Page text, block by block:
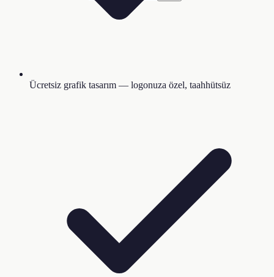
Ücretsiz grafik tasarım — logonuza özel, taahhütsüz